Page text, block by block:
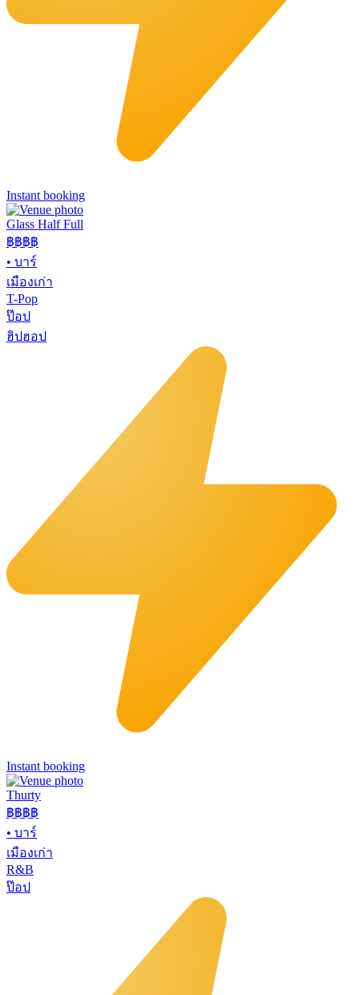
Instant booking
Glass Half Full
฿฿฿฿
• บาร์
เมืองเก่า
T-Pop
ป๊อป
ฮิปฮอป
Instant booking
Thurty
฿฿฿฿
• บาร์
เมืองเก่า
R&B
ป๊อป